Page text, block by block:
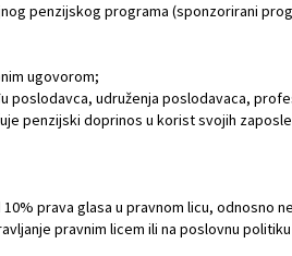
penzijskog programa (sponzorirani
ugovorom;
udruženja poslodavaca,
penzijski doprinos u korist svojih
prava glasa u pravnom licu, odnosno
pravnim licem ili na poslovnu